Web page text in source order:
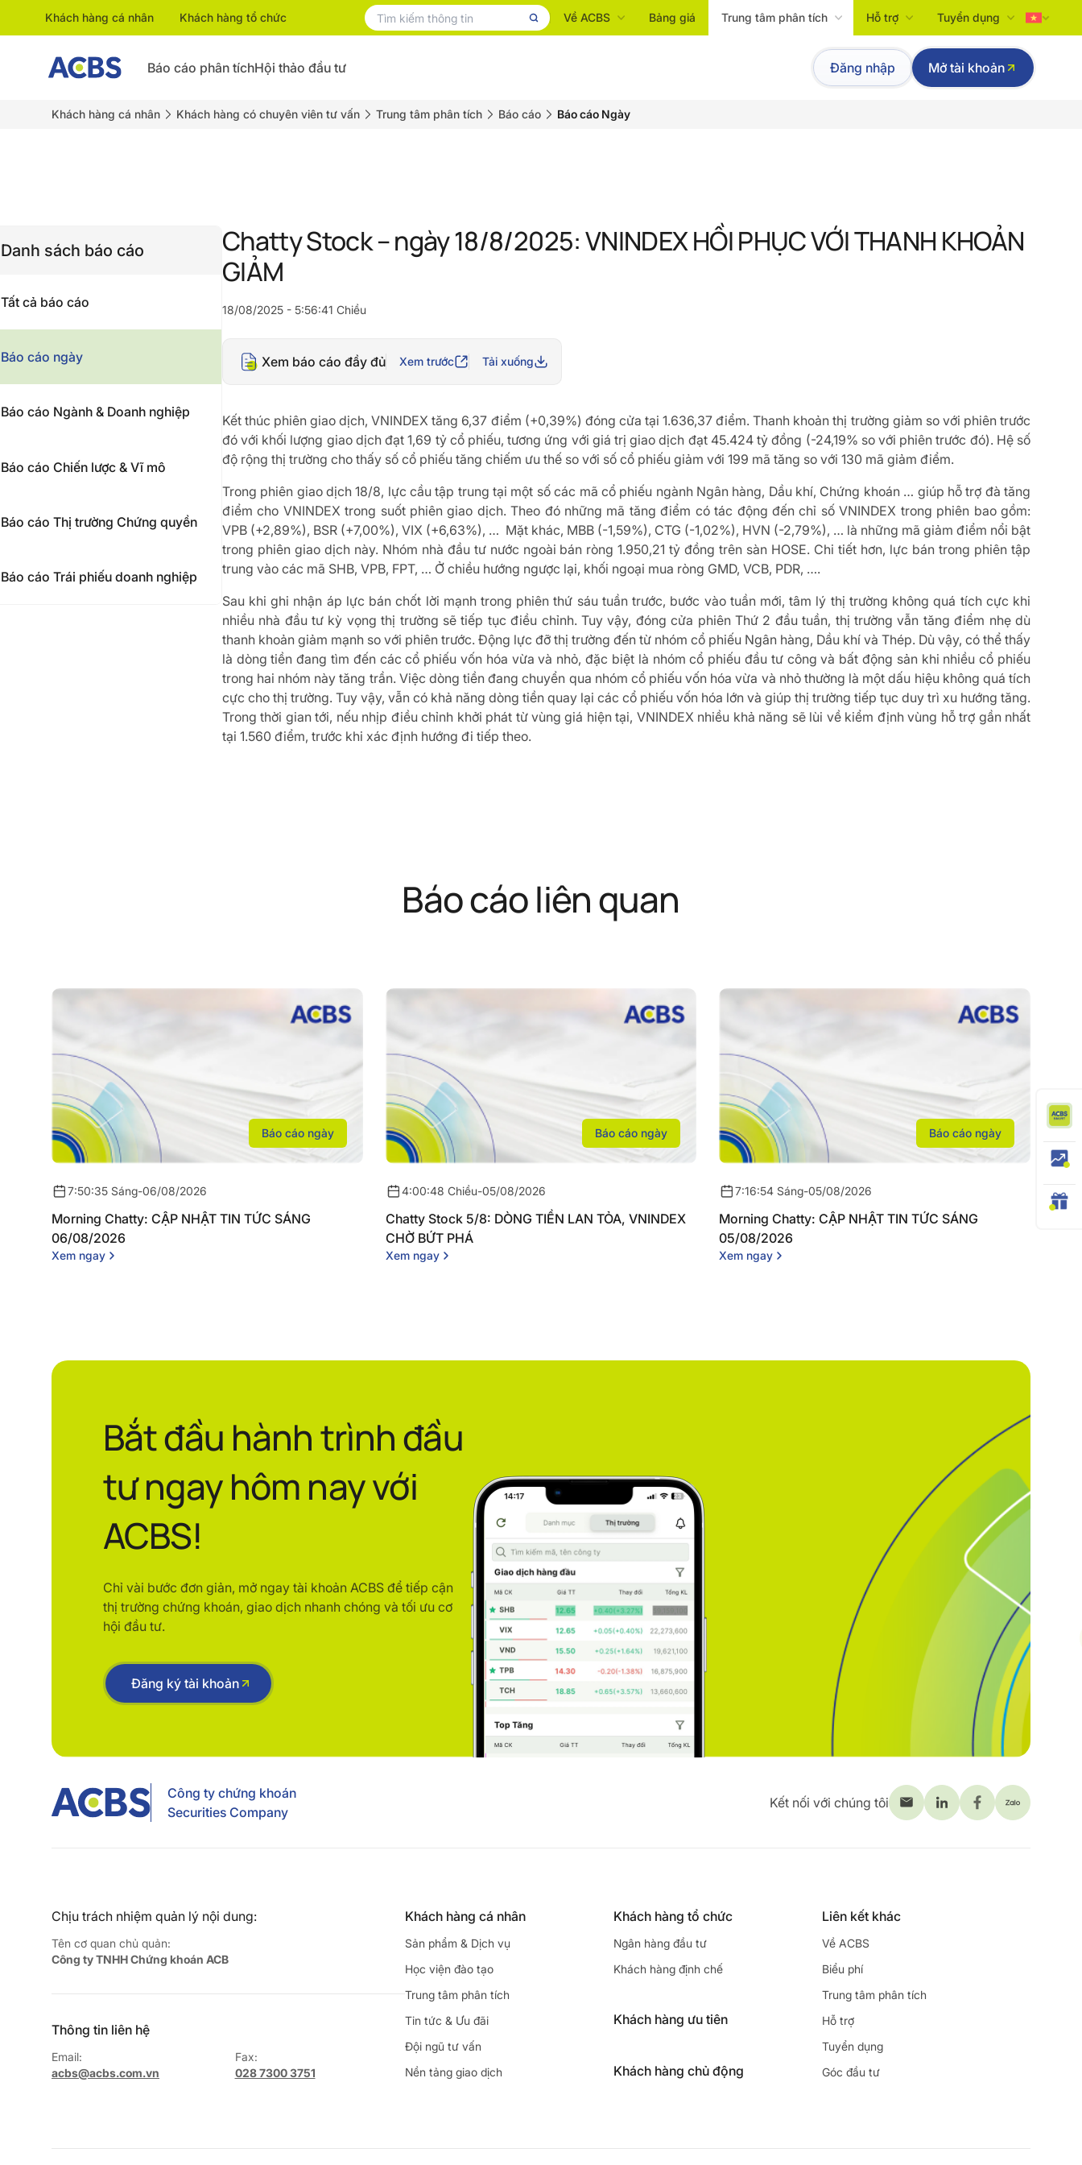
Khách hàng cá nhân Khách hàng tổ chức Về ACBS Bảng giá Trung tâm phân tích Hỗ trợ Tuyển dụng
Tiếng Việt
English
Báo cáo phân tíchHội thảo đầu tư Đăng nhập Mở tài khoản
Khách hàng cá nhân Khách hàng có chuyên viên tư vấn Trung tâm phân tích Báo cáo Báo cáo Ngày
Danh sách báo cáo
Tất cả báo cáo
Báo cáo ngày
Báo cáo Ngành & Doanh nghiệp
Báo cáo Chiến lược & Vĩ mô
Báo cáo Thị trường Chứng quyền
Báo cáo Trái phiếu doanh nghiệp
Chatty Stock – ngày 18/8/2025: VNINDEX HỒI PHỤC VỚI THANH KHOẢN
GIẢM
18/08/2025 - 5:56:41 Chiều
Xem báo cáo đầy đủ Xem trước Tải xuống
Kết thúc phiên giao dịch, VNINDEX tăng 6,37 điểm (+0,39%) đóng cửa tại 1.636,37 điểm. Thanh khoản thị trường giảm so với phiên trước
đó với khối lượng giao dịch đạt 1,69 tỷ cổ phiếu, tương ứng với giá trị giao dịch đạt 45.424 tỷ đồng (-24,19% so với phiên trước đó). Hệ số
độ rộng thị trường cho thấy số cổ phiếu tăng chiếm ưu thế so với số cổ phiếu giảm với 199 mã tăng so với 130 mã giảm điểm.
Trong phiên giao dịch 18/8, lực cầu tập trung tại một số các mã cổ phiếu ngành Ngân hàng, Dầu khí, Chứng khoán … giúp hỗ trợ đà tăng
điểm cho VNINDEX trong suốt phiên giao dịch. Theo đó những mã tăng điểm có tác động đến chỉ số VNINDEX trong phiên bao gồm:
VPB (+2,89%), BSR (+7,00%), VIX (+6,63%), … Mặt khác, MBB (-1,59%), CTG (-1,02%), HVN (-2,79%), … là những mã giảm điểm nổi bật
trong phiên giao dịch này. Nhóm nhà đầu tư nước ngoài bán ròng 1.950,21 tỷ đồng trên sàn HOSE. Chi tiết hơn, lực bán trong phiên tập
trung vào các mã SHB, VPB, FPT, … Ở chiều hướng ngược lại, khối ngoại mua ròng GMD, VCB, PDR, ….
Sau khi ghi nhận áp lực bán chốt lời mạnh trong phiên thứ sáu tuần trước, bước vào tuần mới, tâm lý thị trường không quá tích cực khi
nhiều nhà đầu tư kỳ vọng thị trường sẽ tiếp tục điều chỉnh. Tuy vậy, đóng cửa phiên Thứ 2 đầu tuần, thị trường vẫn tăng điểm nhẹ dù
thanh khoản giảm mạnh so với phiên trước. Động lực đỡ thị trường đến từ nhóm cổ phiếu Ngân hàng, Dầu khí và Thép. Dù vậy, có thể thấy
là dòng tiền đang tìm đến các cổ phiếu vốn hóa vừa và nhỏ, đặc biệt là nhóm cổ phiếu đầu tư công và bất động sản khi nhiều cổ phiếu
trong hai nhóm này tăng trần. Việc dòng tiền đang chuyển qua nhóm cổ phiếu vốn hóa vừa và nhỏ thường là một dấu hiệu không quá tích
cực cho thị trường. Tuy vậy, vẫn có khả năng dòng tiền quay lại các cổ phiếu vốn hóa lớn và giúp thị trường tiếp tục duy trì xu hướng tăng.
Trong thời gian tới, nếu nhịp điều chỉnh khởi phát từ vùng giá hiện tại, VNINDEX nhiều khả năng sẽ lùi về kiểm định vùng hỗ trợ gần nhất
tại 1.560 điểm, trước khi xác định hướng đi tiếp theo.
Báo cáo liên quan
Báo cáo ngày
7:50:35 Sáng-06/08/2026
Morning Chatty: CẬP NHẬT TIN TỨC SÁNG
06/08/2026
Xem ngay
Báo cáo ngày
4:00:48 Chiều-05/08/2026
Chatty Stock 5/8: DÒNG TIỀN LAN TỎA, VNINDEX
CHỜ BỨT PHÁ
Xem ngay
Báo cáo ngày
7:16:54 Sáng-05/08/2026
Morning Chatty: CẬP NHẬT TIN TỨC SÁNG
05/08/2026
Xem ngay
Bắt đầu hành trình đầu
tư ngay hôm nay với
ACBS!
Chỉ vài bước đơn giản, mở ngay tài khoản ACBS để tiếp cận
thị trường chứng khoán, giao dịch nhanh chóng và tối ưu cơ
hội đầu tư.
Đăng ký tài khoản
Công ty chứng khoán
Securities Company
Kết nối với chúng tôi
Chịu trách nhiệm quản lý nội dung:
Tên cơ quan chủ quản:
Công ty TNHH Chứng khoán ACB
Thông tin liên hệ
Email:
acbs@acbs.com.vn
Fax:
028 7300 3751
Khách hàng cá nhân
Sản phẩm & Dịch vụ
Học viện đào tạo
Trung tâm phân tích
Tin tức & Ưu đãi
Đội ngũ tư vấn
Nền tảng giao dịch
Khách hàng tổ chức
Ngân hàng đầu tư
Khách hàng định chế
Khách hàng ưu tiên
Khách hàng chủ động
Liên kết khác
Về ACBS
Biểu phí
Trung tâm phân tích
Hỗ trợ
Tuyển dụng
Góc đầu tư